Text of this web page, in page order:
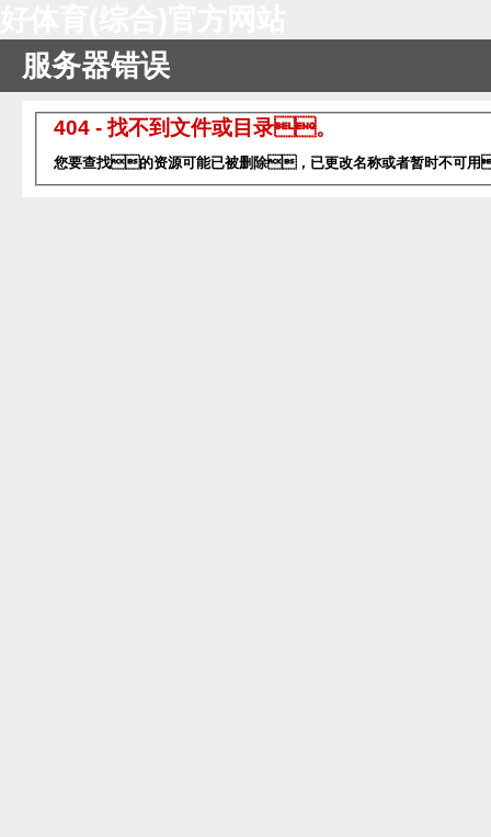
服务器错误
404 - 找不到文件或目录。
您要查找的资源可能已被删除，已更改名称或者暂时不可